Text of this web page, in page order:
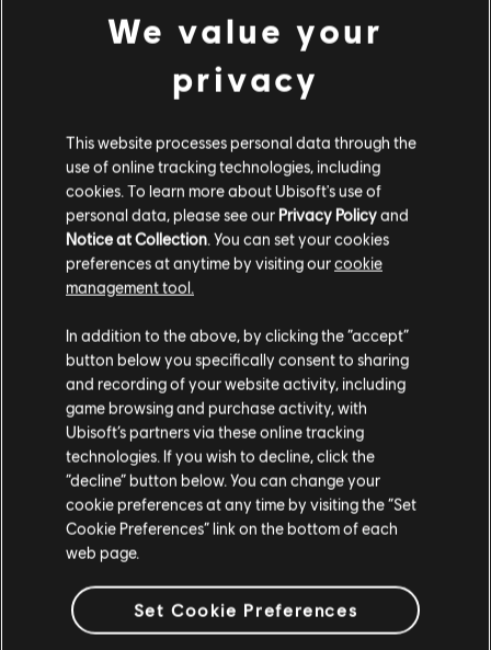
Additional content for The Crew
Motorfest
เราคิดว่าตำแหน่งของคุณอยู่ที่United States
โปรดไปที่สโตร์ประจำประเทศเพื่อทำการสั่งซื้อ
อยู่ในสโตร์ปัจจุบัน
สลับไปยังสโตร์ในประเทศ
We value your
privacy
This website processes personal data through the
use of online tracking technologies, including
cookies. To learn more about Ubisoft's use of
personal data, please see our Privacy Policyand
Notice at Collection. You can set your cookies
preferences at anytime by visiting ourcookie
management tool.
In addition to the above, by clicking the “accept”
button below you specifically consent to sharing
and recording of your website activity, including
game browsing and purchase activity, with
Ubisoft’s partners via these online tracking
technologies. If you wish to decline, click the
“decline” button below. You can change your
cookie preferences at any time by visiting the “Set
Cookie Preferences” link on the bottom of each
web page.
Set Cookie Preferences